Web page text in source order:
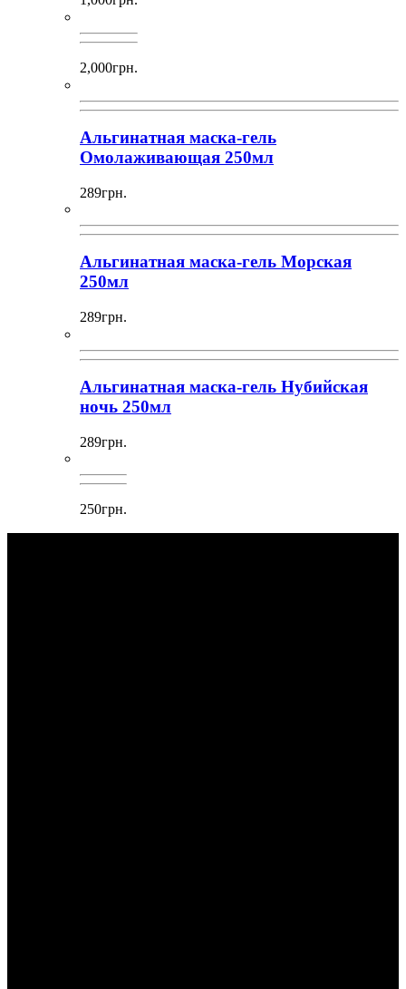
2,000грн.
Альгинатная маска-гель
Омолаживающая 250мл
289грн.
Альгинатная маска-гель Морская
250мл
289грн.
Альгинатная маска-гель Нубийская
ночь 250мл
289грн.
250грн.